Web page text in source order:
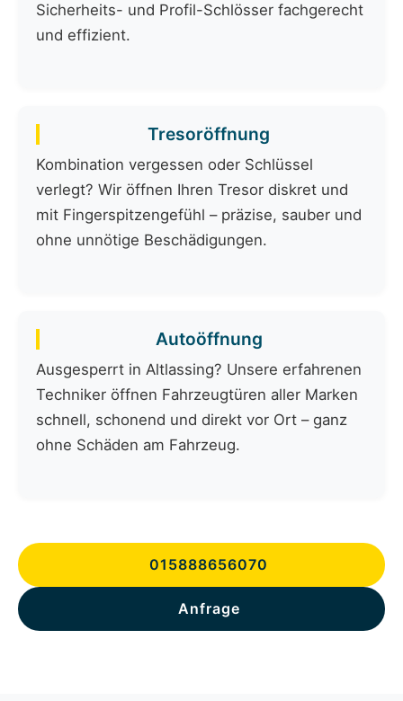
Sicherheits- und Profil-Schlösser fachgerecht
und effizient.
Tresoröffnung
Kombination vergessen oder Schlüssel
verlegt? Wir öffnen Ihren Tresor diskret und
mit Fingerspitzengefühl – präzise, sauber und
ohne unnötige Beschädigungen.
Autoöffnung
Ausgesperrt in Altlassing? Unsere erfahrenen
Techniker öffnen Fahrzeugtüren aller Marken
schnell, schonend und direkt vor Ort – ganz
ohne Schäden am Fahrzeug.
015888656070
Anfrage